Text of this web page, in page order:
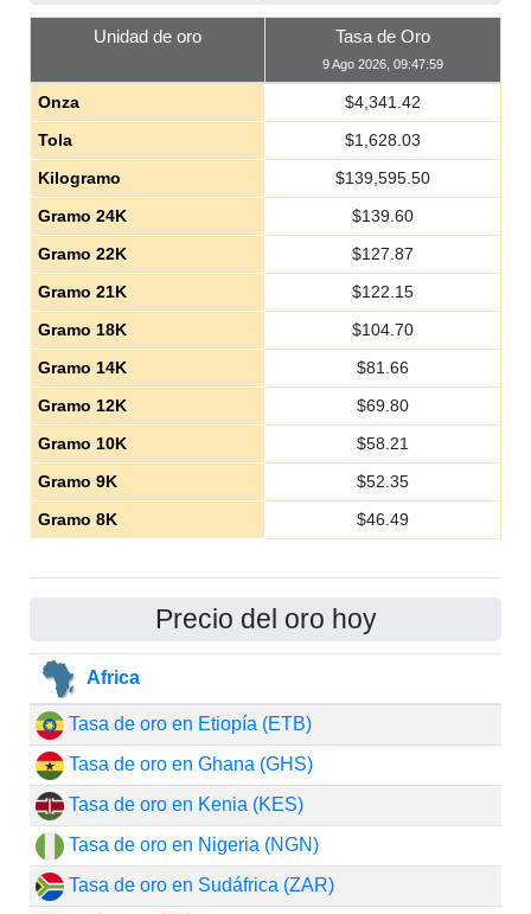
Unidad de oro Tasa de Oro
9 Ago 2026, 09:47:59
Onza $4,341.42
Tola
$1,628.03
Kilogramo
$139,595.50
Gramo 24K
$139.60
Gramo 22K
$127.87
Gramo 21K
$122.15
Gramo 18K
$104.70
Gramo 14K
$81.66
Gramo 12K
$69.80
Gramo 10K
$58.21
Gramo 9K
$52.35
Gramo 8K
$46.49
Precio del oro hoy
Africa
Tasa de oro en Etiopía (ETB)
Tasa de oro en Ghana (GHS)
Tasa de oro en Kenia (KES)
Tasa de oro en Nigeria (NGN)
Tasa de oro en Sudáfrica (ZAR)